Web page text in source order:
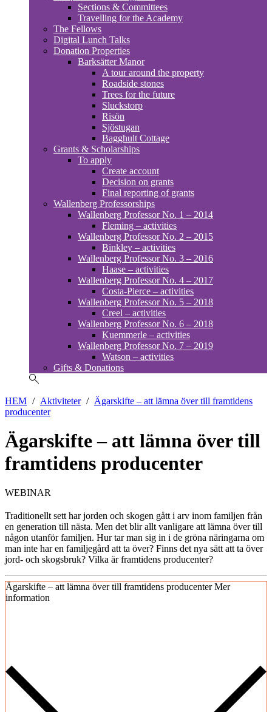
Sections & Committees
Travelling for the Academy
The Fellows
Digital Lunch Talks
Donation Properties
Barksätter Manor
A tour around the property
Roadside stones
Trees for the future
Sluckstorp
Risön
Sjöstugan
Bagghult Cottage
Grants & Scholarships
To apply
Create account
Decision on grants
Final reporting of grants
Wallenberg Professorships
Wallenberg Professor No. 1 – 2014
Fleming – activities
Wallenberg Professor No. 2 – 2015
Binkley – activities
Wallenberg Professor No. 3 – 2016
Haase – activities
Wallenberg Professor No. 4 – 2017
Costa-Pierce – activities
Wallenberg Professor No. 5 – 2018
Creel – activities
Wallenberg Professor No. 6 – 2018
Kuemmerle – activities
Wallenberg Professor No. 7 – 2019
Watson – activities
Gifts & Donations
HEM / Aktiviteter / Ägarskifte – att lämna över till framtidens
producenter
Ägarskifte – att lämna över till
framtidens producenter
WEBINAR
Traditionellt sett har jorden och skogen gått i arv inom familjen från
en generation till nästa. Men det blir allt vanligare att lämna över till
någon utanför familjen. Hur tar man sig in i de gröna näringarna om
man inte har en familjegård att ta över? Finns det nya sätt att ta över
jord- och skogsbruk? Vilka är framtidens producenter?
Ägarskifte – att lämna över till framtidens producenter Mer
information